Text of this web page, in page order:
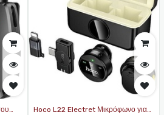
Hoco L22 Electret Μικρόφωνο για